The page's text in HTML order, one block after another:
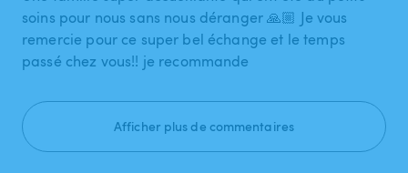
soins pour nous sans nous déranger 🙏🏼 Je vous
remercie pour ce super bel échange et le temps
passé chez vous!! je recommande
Afficher plus de commentaires